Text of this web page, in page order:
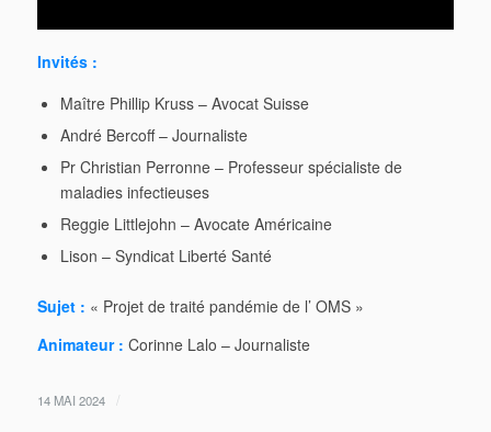
Invités :
Maître Phillip Kruss – Avocat Suisse
André Bercoff – Journaliste
Pr Christian Perronne – Professeur spécialiste de
maladies infectieuses
Reggie Littlejohn – Avocate Américaine
Lison – Syndicat Liberté Santé
Sujet : « Projet de traité pandémie de l’ OMS »
Animateur : Corinne Lalo – Journaliste
14 MAI 2024 /